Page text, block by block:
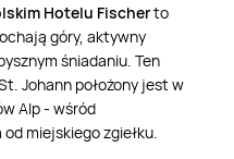
Hotelu Fischerto
góry, aktywny
śniadaniu. Ten
Johann położony jest w
Alp - wśród
miejskiego zgiełku.